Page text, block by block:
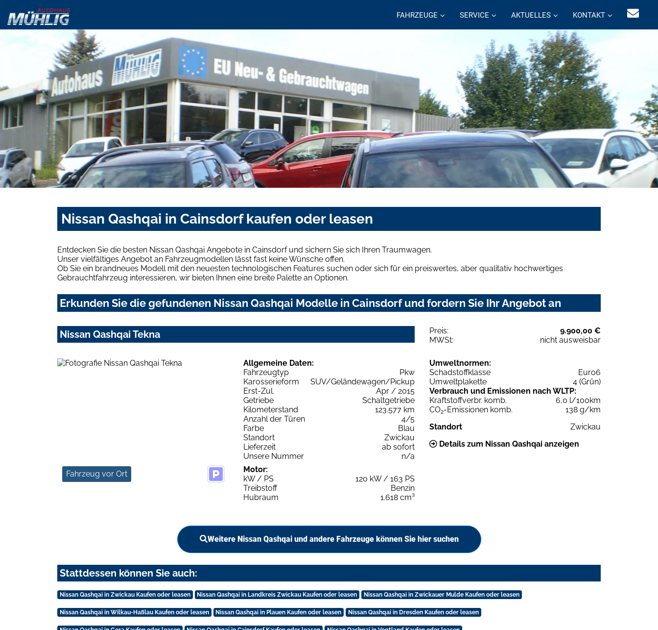
FAHRZEUGE SERVICE AKTUELLES KONTAKT
Nissan Qashqai in Cainsdorf kaufen oder leasen
Entdecken Sie die besten Nissan Qashqai Angebote in Cainsdorf und sichern Sie sich Ihren Traumwagen.
Unser vielfältiges Angebot an Fahrzeugmodellen lässt fast keine Wünsche offen.
Ob Sie ein brandneues Modell mit den neuesten technologischen Features suchen oder sich für ein preiswertes, aber qualitativ hochwertiges
Gebrauchtfahrzeug interessieren, wir bieten Ihnen eine breite Palette an Optionen.
Erkunden Sie die gefundenen Nissan Qashqai Modelle in Cainsdorf und fordern Sie Ihr Angebot an
Nissan Qashqai Tekna Preis:
9.900,00 €
MWSt:
nicht ausweisbar
Fahrzeug vor Ort
Allgemeine Daten:
Fahrzeugtyp
Pkw
Karosserieform
SUV/Geländewagen/Pickup
Erst-Zul.
Apr / 2015
Getriebe
Schaltgetriebe
Kilometerstand
123.577 km
Anzahl der Türen
4/5
Farbe
Blau
Standort
Zwickau
Lieferzeit
ab sofort
Unsere Nummer
n/a
Motor:
kW / PS
120 kW / 163 PS
Treibstoff
Benzin
Hubraum
1.618 cm³
Umweltnormen:
Schadstoffklasse
Euro6
Umweltplakette
4 (Grün)
Verbrauch und Emissionen nach WLTP:
Kraftstoffverbr. komb.
6,0 l/100km
CO2-Emissionen komb.
138 g/km
Standort
Zwickau
Details zum Nissan Qashqai anzeigen
Weitere Nissan Qashqai und andere Fahrzeuge können Sie hier suchen
Stattdessen können Sie auch:
Nissan Qashqai in Zwickau Kaufen oder leasen Nissan Qashqai in Landkreis Zwickau Kaufen oder leasen Nissan Qashqai in Zwickauer Mulde Kaufen oder leasen
Nissan Qashqai in Wilkau-Haßlau Kaufen oder leasen Nissan Qashqai in Plauen Kaufen oder leasen Nissan Qashqai in Dresden Kaufen oder leasen